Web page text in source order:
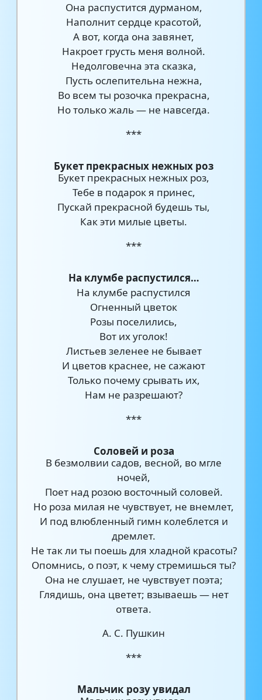
Она распустится дурманом,
Наполнит сердце красотой,
А вот, когда она завянет,
Накроет грусть меня волной.
Недолговечна эта сказка,
Пусть ослепительна нежна,
Во всем ты розочка прекрасна,
Но только жаль — не навсегда.
***
Букет прекрасных нежных роз
Букет прекрасных нежных роз,
Тебе в подарок я принес,
Пускай прекрасной будешь ты,
Как эти милые цветы.
***
На клумбе распустился…
На клумбе распустился
Огненный цветок
Розы поселились,
Вот их уголок!
Листьев зеленее не бывает
И цветов краснее, не сажают
Только почему срывать их,
Нам не разрешают?
***
Соловей и роза
В безмолвии садов, весной, во мгле
ночей,
Поет над розою восточный соловей.
Но роза милая не чувствует, не внемлет,
И под влюбленный гимн колеблется и
дремлет.
Не так ли ты поешь для хладной красоты?
Опомнись, о поэт, к чему стремишься ты?
Она не слушает, не чувствует поэта;
Глядишь, она цветет; взываешь — нет
ответа.
А. С. Пушкин
***
Мальчик розу увидал